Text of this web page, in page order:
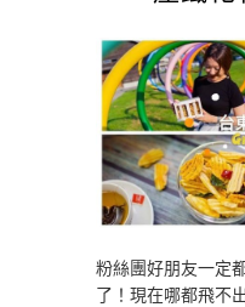
粉絲團好朋友一定
了！現在哪都飛不